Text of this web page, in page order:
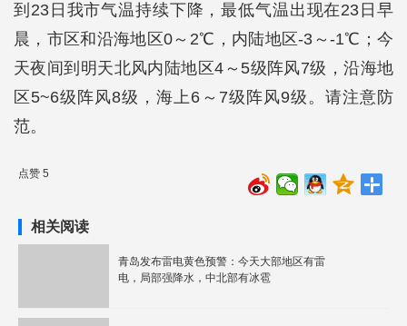
到23日我市气温持续下降，最低气温出现在23日早
晨，市区和沿海地区0～2℃，内陆地区-3～-1℃；今
天夜间到明天北风内陆地区4～5级阵风7级，沿海地
区5~6级阵风8级，海上6～7级阵风9级。请注意防
范。
点赞 5
相关阅读
青岛发布雷电黄色预警：今天大部地区有雷
电，局部强降水，中北部有冰雹